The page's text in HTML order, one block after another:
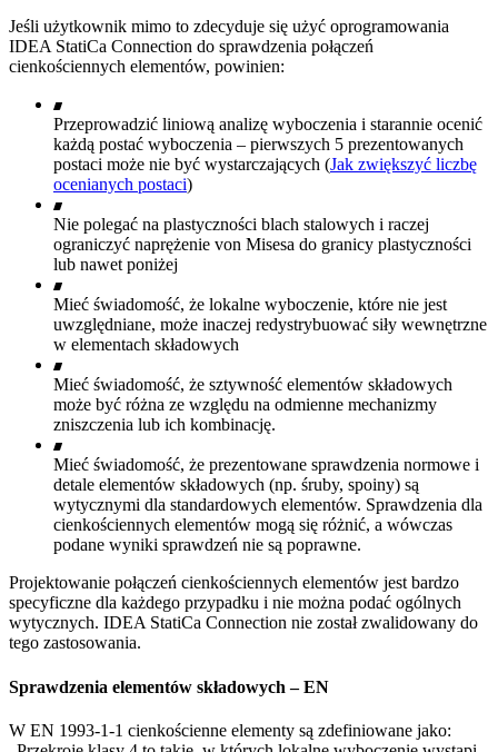
Jeśli użytkownik mimo to zdecyduje się użyć oprogramowania
IDEA StatiCa Connection do sprawdzenia połączeń
cienkościennych elementów, powinien:
Przeprowadzić liniową analizę wyboczenia i starannie ocenić
każdą postać wyboczenia – pierwszych 5 prezentowanych
postaci może nie być wystarczających (Jak zwiększyć liczbę
ocenianych postaci)
Nie polegać na plastyczności blach stalowych i raczej
ograniczyć naprężenie von Misesa do granicy plastyczności
lub nawet poniżej
Mieć świadomość, że lokalne wyboczenie, które nie jest
uwzględniane, może inaczej redystrybuować siły wewnętrzne
w elementach składowych
Mieć świadomość, że sztywność elementów składowych
może być różna ze względu na odmienne mechanizmy
zniszczenia lub ich kombinację.
Mieć świadomość, że prezentowane sprawdzenia normowe i
detale elementów składowych (np. śruby, spoiny) są
wytycznymi dla standardowych elementów. Sprawdzenia dla
cienkościennych elementów mogą się różnić, a wówczas
podane wyniki sprawdzeń nie są poprawne.
Projektowanie połączeń cienkościennych elementów jest bardzo
specyficzne dla każdego przypadku i nie można podać ogólnych
wytycznych. IDEA StatiCa Connection nie został zwalidowany do
tego zastosowania.
Sprawdzenia elementów składowych – EN
W EN 1993-1-1 cienkościenne elementy są zdefiniowane jako: